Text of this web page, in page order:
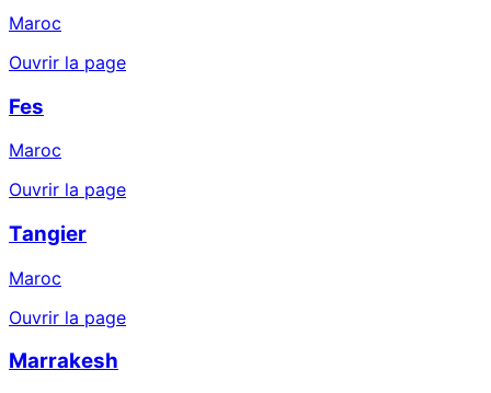
Maroc
Ouvrir la page
Fes
Maroc
Ouvrir la page
Tangier
Maroc
Ouvrir la page
Marrakesh